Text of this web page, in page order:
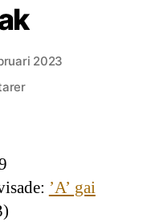
2023
till
’A’ gai